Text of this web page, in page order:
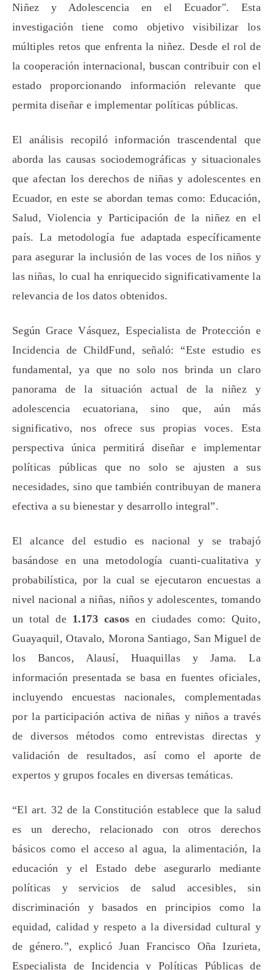
Niñez y Adolescencia en el Ecuador". Esta
investigación tiene como objetivo visibilizar los
múltiples retos que enfrenta la niñez. Desde el rol de
la cooperación internacional, buscan contribuir con el
estado proporcionando información relevante que
permita diseñar e implementar políticas públicas.
El análisis recopiló información trascendental que
aborda las causas sociodemográficas y situacionales
que afectan los derechos de niñas y adolescentes en
Ecuador, en este se abordan temas como: Educación,
Salud, Violencia y Participación de la niñez en el
país. La metodología fue adaptada específicamente
para asegurar la inclusión de las voces de los niños y
las niñas, lo cual ha enriquecido significativamente la
relevancia de los datos obtenidos.
Según Grace Vásquez, Especialista de Protección e
Incidencia de ChildFund, señaló: “Este estudio es
fundamental, ya que no solo nos brinda un claro
panorama de la situación actual de la niñez y
adolescencia ecuatoriana, sino que, aún más
significativo, nos ofrece sus propias voces. Esta
perspectiva única permitirá diseñar e implementar
políticas públicas que no solo se ajusten a sus
necesidades, sino que también contribuyan de manera
efectiva a su bienestar y desarrollo integral”.
El alcance del estudio es nacional y se trabajó
basándose en una metodología cuanti-cualitativa y
probabilística, por la cual se ejecutaron encuestas a
nivel nacional a niñas, niños y adolescentes, tomando
un total de1.173 casos en ciudades como: Quito,
Guayaquil, Otavalo, Morona Santiago, San Miguel de
los Bancos, Alausí, Huaquillas y Jama. La
información presentada se basa en fuentes oficiales,
incluyendo encuestas nacionales, complementadas
por la participación activa de niñas y niños a través
de diversos métodos como entrevistas directas y
validación de resultados, así como el aporte de
expertos y grupos focales en diversas temáticas.
“El art. 32 de la Constitución establece que la salud
es un derecho, relacionado con otros derechos
básicos como el acceso al agua, la alimentación, la
educación y el Estado debe asegurarlo mediante
políticas y servicios de salud accesibles, sin
discriminación y basados en principios como la
equidad, calidad y respeto a la diversidad cultural y
de género.”, explicó Juan Francisco Oña Izurieta,
Especialista de Incidencia y Políticas Públicas de